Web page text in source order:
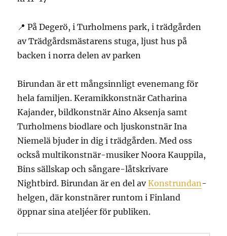
📍 På Degerö, i Turholmens park, i trädgården
av Trädgårdsmästarens stuga, ljust hus på
backen i norra delen av parken
Birundan är ett mångsinnligt evenemang för
hela familjen. Keramikkonstnär Catharina
Kajander, bildkonstnär Aino Aksenja samt
Turholmens biodlare och ljuskonstnär Ina
Niemelä bjuder in dig i trädgården. Med oss
också multikonstnär-musiker Noora Kauppila,
Bins sällskap och sångare-låtskrivare
Nightbird. Birundan är en del avKonstrundan-
helgen, där konstnärer runtom i Finland
öppnar sina ateljéer för publiken.